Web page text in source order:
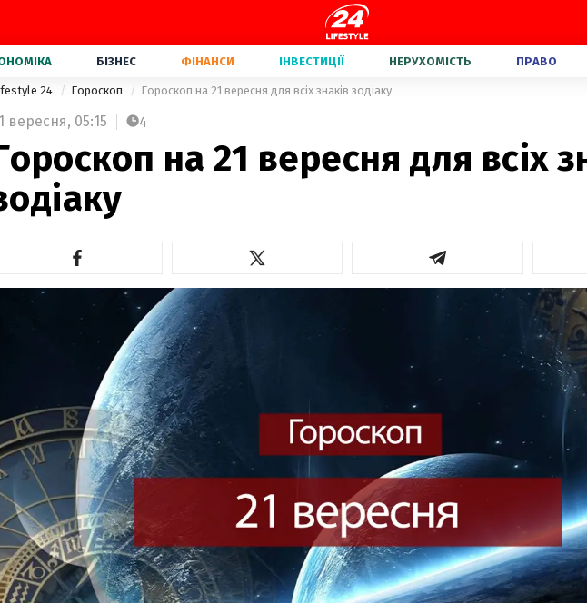
БІЗНЕС ФІНАНСИ ІНВЕСТИЦІЇ НЕРУХОМІСТЬ ПРАВО
24 Гороскоп Гороскоп на 21 вересня для всіх знаків зодіаку
вересня, 05:15 4
на 21 вересня для всіх